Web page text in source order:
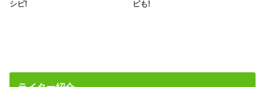
シピ!
ピも!